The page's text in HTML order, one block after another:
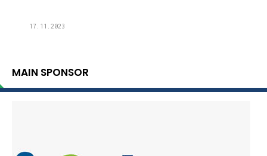
17.11.2023
MAIN SPONSOR